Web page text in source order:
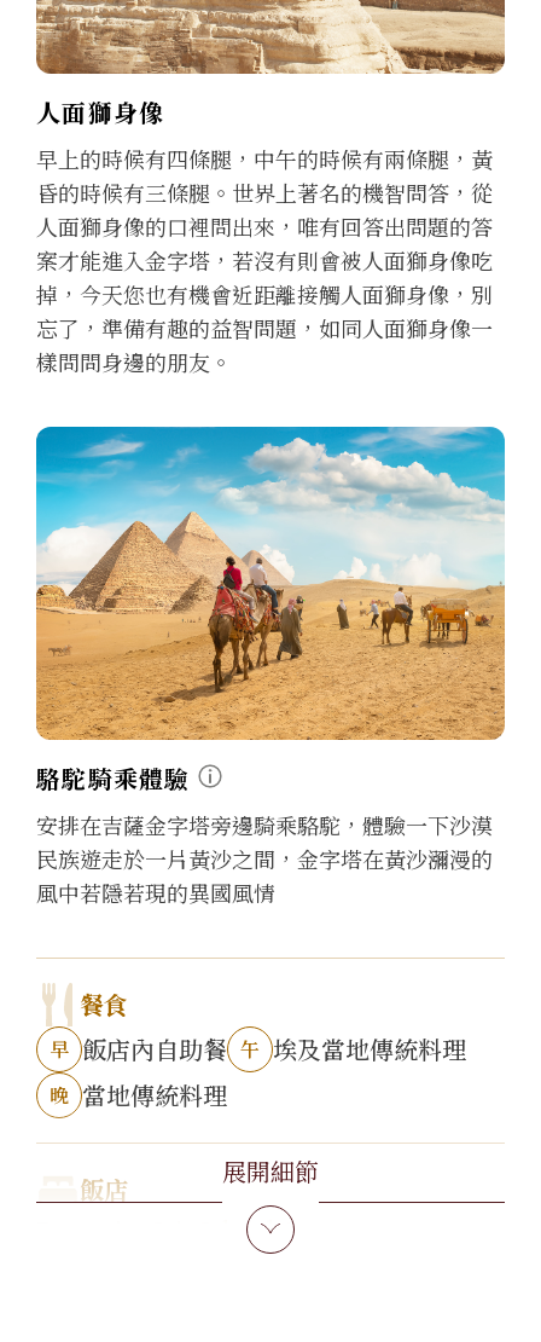
人面獅身像
早上的時候有四條腿，中午的時候有兩條腿，黃
昏的時候有三條腿。世界上著名的機智問答，從
人面獅身像的口裡問出來，唯有回答出問題的答
案才能進入金字塔，若沒有則會被人面獅身像吃
掉，今天您也有機會近距離接觸人面獅身像，別
忘了，準備有趣的益智問題，如同人面獅身像一
樣問問身邊的朋友。
駱駝騎乘體驗
安排在吉薩金字塔旁邊騎乘駱駝，體驗一下沙漠
民族遊走於一片黃沙之間，金字塔在黃沙瀰漫的
風中若隱若現的異國風情
餐食
早 飯店內自助餐 午 埃及當地傳統料理
晚 當地傳統料理
飯店
Pyramisa Isis Island Aswan
展開細節